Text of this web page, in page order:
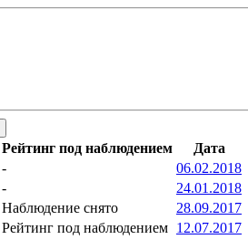
Рейтинг под наблюдением
Дата
-
06.02.2018
-
24.01.2018
Наблюдение снято
28.09.2017
Рейтинг под наблюдением 12.07.2017